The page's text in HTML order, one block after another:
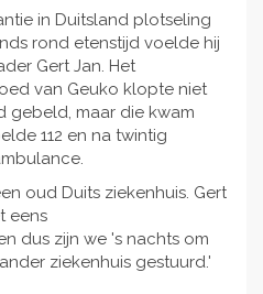
in Duitsland plotseling
rond etenstijd voelde hij
Gert Jan. Het
van Geuko klopte niet
gebeld, maar die kwam
112 en na twintig
oud Duits ziekenhuis. Gert
eens
dus zijn we 's nachts om
ziekenhuis gestuurd.'